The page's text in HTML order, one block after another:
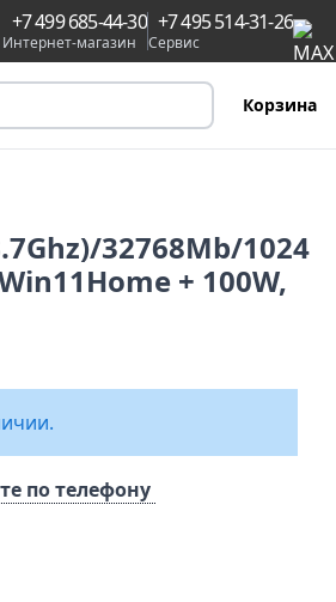
+7 499 685-44-30
Интернет-магазин
+7 495 514-31-26
Сервис
Корзина
32768Mb/1024
+ 100W,
по телефону